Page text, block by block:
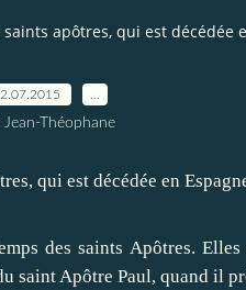
apôtres, qui est décédée
Jean-Théophane
des saints Apôtres.
saint Apôtre Paul, quand il